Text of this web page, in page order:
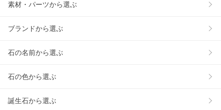
素材・パーツから選ぶ
ブランドから選ぶ
石の名前から選ぶ
石の色から選ぶ
誕生石から選ぶ